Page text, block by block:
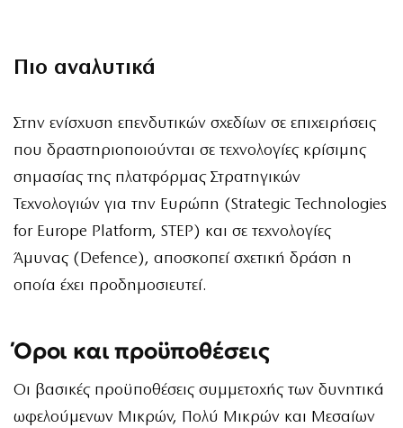
Πιο αναλυτικά
Στην ενίσχυση επενδυτικών σχεδίων σε επιχειρήσεις
που δραστηριοποιούνται σε τεχνολογίες κρίσιμης
σημασίας της πλατφόρμας Στρατηγικών
Τεχνολογιών για την Ευρώπη (Strategic Technologies
for Europe Platform, STEP) και σε τεχνολογίες
Άμυνας (Defence), αποσκοπεί σχετική δράση η
οποία έχει προδημοσιευτεί.
Όροι και προϋποθέσεις
Οι βασικές προϋποθέσεις συμμετοχής των δυνητικά
ωφελούμενων Μικρών, Πολύ Μικρών και Μεσαίων